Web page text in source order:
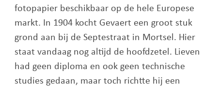
fotopapier beschikbaar op de hele Europese
markt. In 1904 kocht Gevaert een groot stuk
grond aan bij de Septestraat in Mortsel. Hier
staat vandaag nog altijd de hoofdzetel. Lieven
had geen diploma en ook geen technische
studies gedaan, maar toch richtte hij een